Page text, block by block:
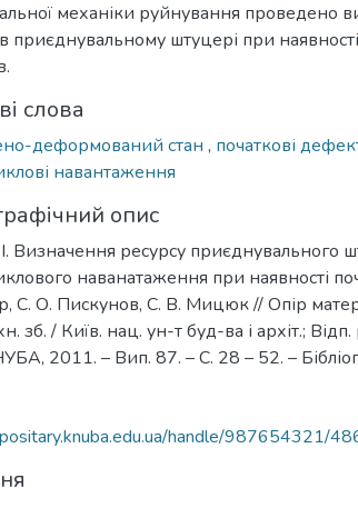
механіки руйнування проведено
приєднувальному штуцері при
слова
деформований стан , початкові
навантаження
опис
Визначення ресурсу приєднувального
наванатаження при наявності
С. О. Пискунов, С. В. Мицюк // Опір
зб. / Київ. нац. ун-т буд-ва і архіт.;
2011. – Вип. 87. – С. 28 – 52. –
handle/987654321/